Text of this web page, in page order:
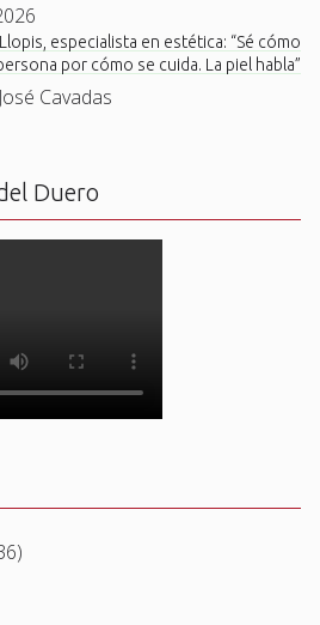
especialista en estética: “Sé cómo
por cómo se cuida. La piel habla”
Cavadas
Duero